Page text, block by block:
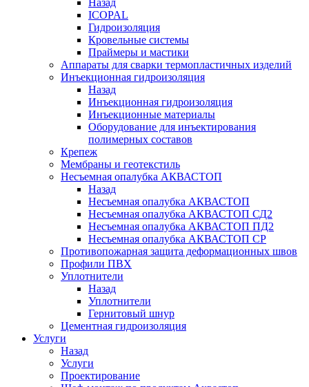
Назад
ICOPAL
Гидроизоляция
Кровельные системы
Праймеры и мастики
Аппараты для сварки термопластичных изделий
Инъекционная гидроизоляция
Назад
Инъекционная гидроизоляция
Инъекционные материалы
Оборудование для инъектирования
полимерных составов
Крепеж
Мембраны и геотекстиль
Несъемная опалубка АКВАСТОП
Назад
Несъемная опалубка АКВАСТОП
Несъемная опалубка АКВАСТОП СД2
Несъемная опалубка АКВАСТОП ПД2
Несъемная опалубка АКВАСТОП СР
Противопожарная защита деформационных швов
Профили ПВХ
Уплотнители
Назад
Уплотнители
Гернитовый шнур
Цементная гидроизоляция
Услуги
Назад
Услуги
Проектирование